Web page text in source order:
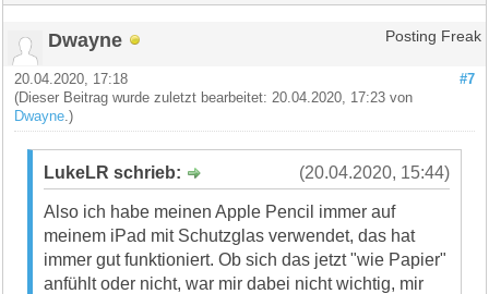
Dwayne Posting Freak
#7
20.04.2020, 17:18
(Dieser Beitrag wurde zuletzt bearbeitet: 20.04.2020, 17:23 von
Dwayne .)
(20.04.2020, 15:44)
LukeLR schrieb:
Also ich habe meinen Apple Pencil immer auf
meinem iPad mit Schutzglas verwendet, das hat
immer gut funktioniert. Ob sich das jetzt "wie Papier"
anfühlt oder nicht, war mir dabei nicht wichtig, mir